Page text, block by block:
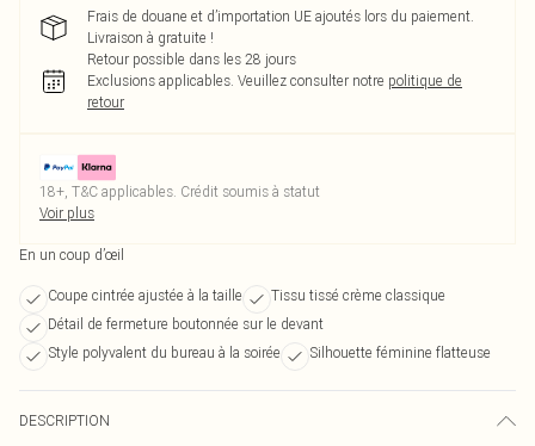
Frais de douane et d’importation UE ajoutés lors du paiement.
Livraison à gratuite !
Retour possible dans les 28 jours
Exclusions applicables. Veuillez consulter notre politique de
retour
18+, T&C applicables. Crédit soumis à statut
Voir plus
En un coup d’œil
Coupe cintrée ajustée à la taille
Tissu tissé crème classique
Détail de fermeture boutonnée sur le devant
Style polyvalent du bureau à la soirée
Silhouette féminine flatteuse
DESCRIPTION